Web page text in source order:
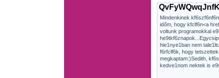
Mindenkinek
időm, hogy kfclf6n<a
voltunk programokkal
hie1nye1ban nem
f6rfclf6k, hogy
megkaptam:)Sedith,
kedve1nom nektek is